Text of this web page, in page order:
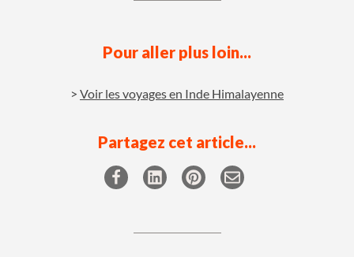
Pour aller plus loin...
Voir les voyages en Inde Himalayenne
Partagez cet article...